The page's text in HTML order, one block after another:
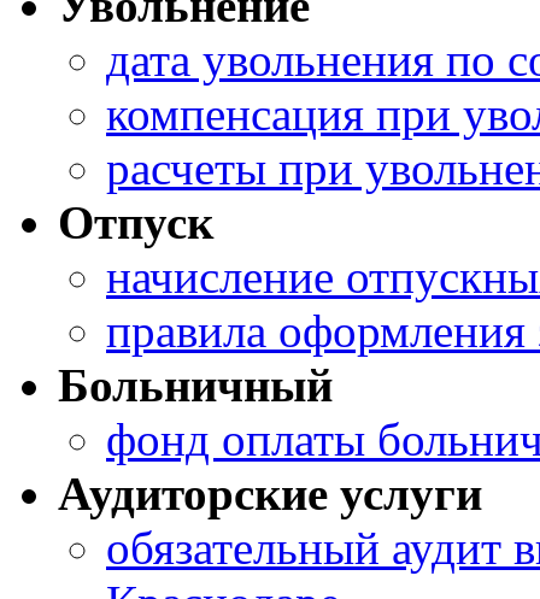
дата увольнения по
компенсация при
расчеты при
Отпуск
начисление
правила оформления
Больничный
фонд оплаты
Аудиторские услуги
обязательный аудит